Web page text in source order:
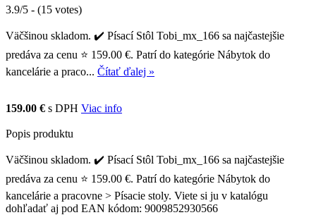
3.9/5 - (15 votes)
Väčšinou skladom. ✔️ Písací Stôl Tobi_mx_166 sa najčastejšie
predáva za cenu ⭐ 159.00 €. Patrí do kategórie Nábytok do
kancelárie a praco... Čítať ďalej »
159.00 € s DPH Viac info
Popis produktu
Väčšinou skladom. ✔️ Písací Stôl Tobi_mx_166 sa najčastejšie
predáva za cenu ⭐ 159.00 €. Patrí do kategórie Nábytok do
kancelárie a pracovne > Písacie stoly. Viete si ju v katalógu
dohľadať aj pod EAN kódom: 9009852930566